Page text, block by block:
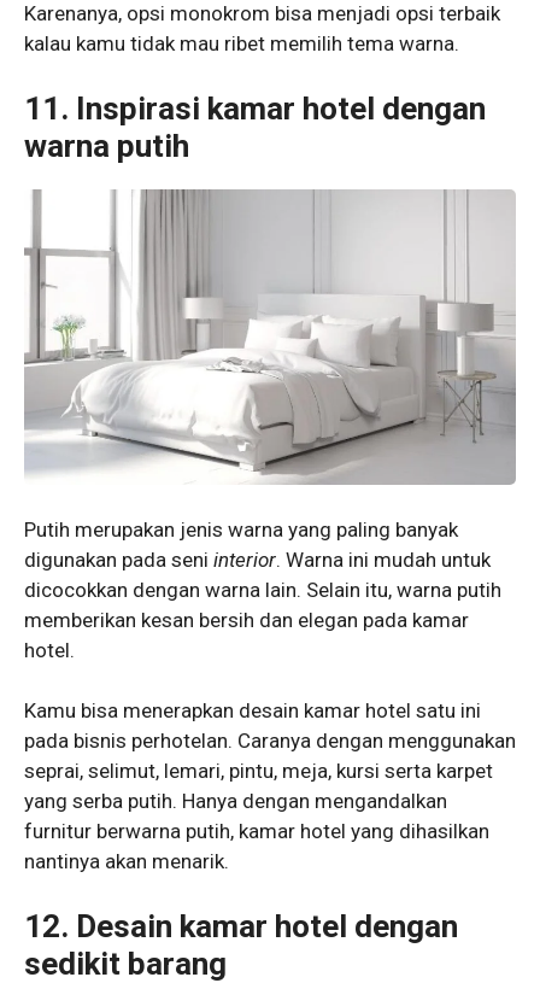
Karenanya, opsi monokrom bisa menjadi opsi terbaik
kalau kamu tidak mau ribet memilih tema warna.
11. Inspirasi kamar hotel dengan
warna putih
Putih merupakan jenis warna yang paling banyak
digunakan pada seni interior. Warna ini mudah untuk
dicocokkan dengan warna lain. Selain itu, warna putih
memberikan kesan bersih dan elegan pada kamar
hotel.
Kamu bisa menerapkan desain kamar hotel satu ini
pada bisnis perhotelan. Caranya dengan menggunakan
seprai, selimut, lemari, pintu, meja, kursi serta karpet
yang serba putih. Hanya dengan mengandalkan
furnitur berwarna putih, kamar hotel yang dihasilkan
nantinya akan menarik.
12. Desain kamar hotel dengan
sedikit barang